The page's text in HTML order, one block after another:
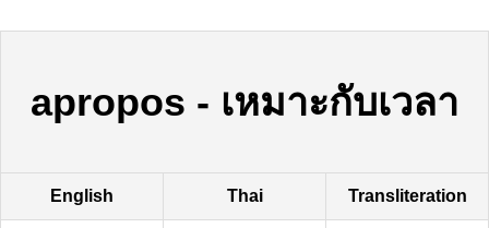
apropos - เหมาะกับเวลา
English Thai Transliteration